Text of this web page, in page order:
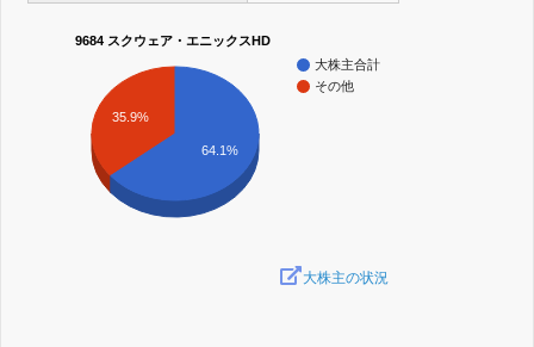
9684 スクウェア・エニックスHD
大株主合計
その他
35.9%
64.1%
大株主の状況